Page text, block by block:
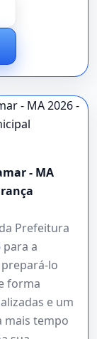
- MA
Prefeitura
para a
lo
forma
e um
mais tempo